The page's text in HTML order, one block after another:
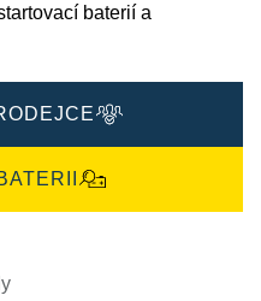
baterií a